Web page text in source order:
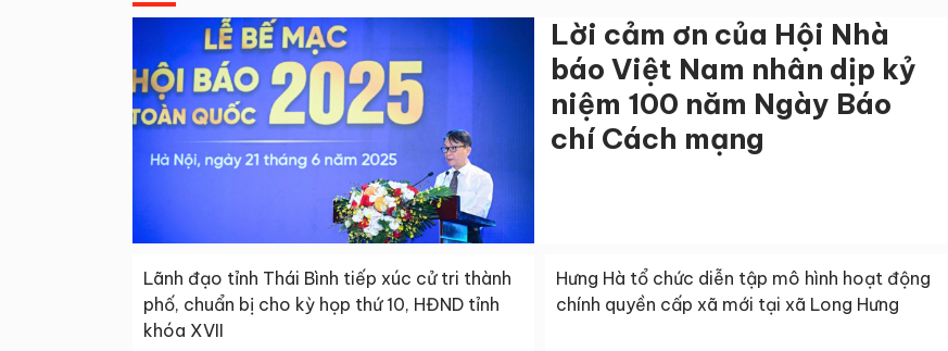
Lời cảm ơn của Hội Nhà
báo Việt Nam nhân dịp kỷ
niệm 100 năm Ngày Báo
chí Cách mạng
Lãnh đạo tỉnh Thái Bình tiếp xúc cử tri thành
phố, chuẩn bị cho kỳ họp thứ 10, HĐND tỉnh
khóa XVII
Hưng Hà tổ chức diễn tập mô hình hoạt động
chính quyền cấp xã mới tại xã Long Hưng